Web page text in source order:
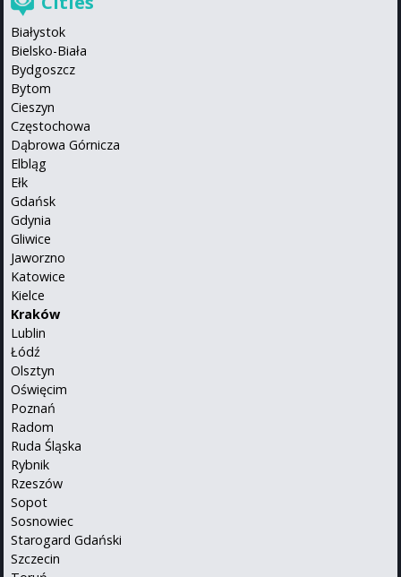
Białystok
Bielsko-Biała
Bydgoszcz
Bytom
Cieszyn
Częstochowa
Dąbrowa Górnicza
Elbląg
Ełk
Gdańsk
Gdynia
Gliwice
Jaworzno
Katowice
Kielce
Kraków
Lublin
Łódź
Olsztyn
Oświęcim
Poznań
Radom
Ruda Śląska
Rybnik
Rzeszów
Sopot
Sosnowiec
Starogard Gdański
Szczecin